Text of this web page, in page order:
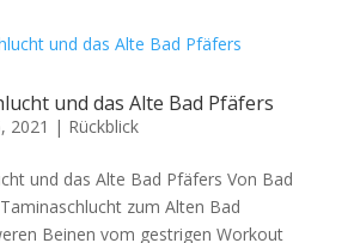
und das Alte Bad Pfäfers
2021 | Rückblick
und das Alte Bad Pfäfers Von Bad
zum Alten Bad
Beinen vom gestrigen Workout